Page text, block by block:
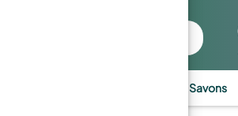
Bougies et Savons